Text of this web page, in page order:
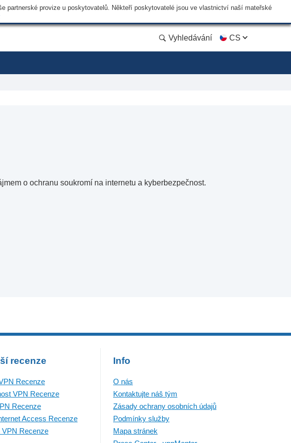
partnerské provize u poskytovatelů. Někteří poskytovatelé jsou ve vlastnictví naší mateřské
Vyhledávání CS
o ochranu soukromí na internetu a kyberbezpečnost.
recenze
Recenze
VPN Recenze
Recenze
Access Recenze
VPN Recenze
Info
O nás
Kontaktujte náš tým
Zásady ochrany osobních údajů
Podmínky služby
Mapa stránek